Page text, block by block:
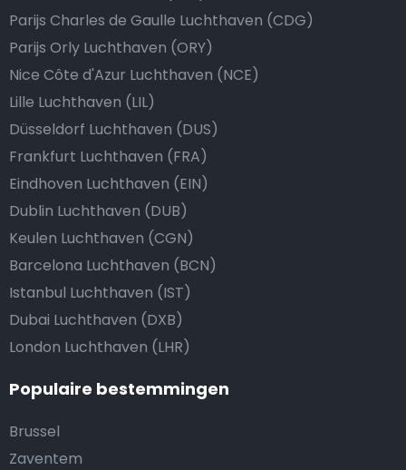
Parijs Charles de Gaulle Luchthaven (CDG)
Parijs Orly Luchthaven (ORY)
Nice Côte d'Azur Luchthaven (NCE)
Lille Luchthaven (LIL)
Düsseldorf Luchthaven (DUS)
Frankfurt Luchthaven (FRA)
Eindhoven Luchthaven (EIN)
Dublin Luchthaven (DUB)
Keulen Luchthaven (CGN)
Barcelona Luchthaven (BCN)
Istanbul Luchthaven (IST)
Dubai Luchthaven (DXB)
London Luchthaven (LHR)
Populaire bestemmingen
Brussel
Zaventem